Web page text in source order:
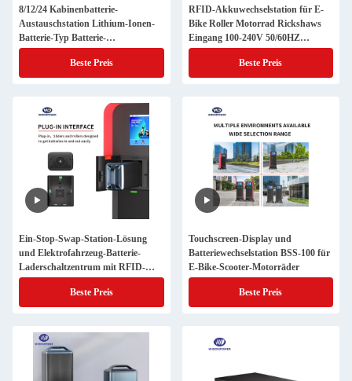
8/12/24 Kabinenbatterie-
Austauschstation Lithium-Ionen-
Batterie-Typ Batterie-
Austauschschrank für E-Bike
Roller MotorradBeste Preis
RFID-Akkuwechselstation für E-
Bike Roller Motorrad Rickshaws
Eingang 100-240V 50/60HZ
Abschied nehmen von
LadeproblemenBeste Preis
Ein-Stop-Swap-Station-Lösung
und Elektrofahrzeug-Batterie-
Laderschaltzentrum mit RFID-
Identifizierungssystemen
Beste Preis
Touchscreen-Display und
Batteriewechselstation BSS-100 für
E-Bike-Scooter-Motorräder
Beste Preis